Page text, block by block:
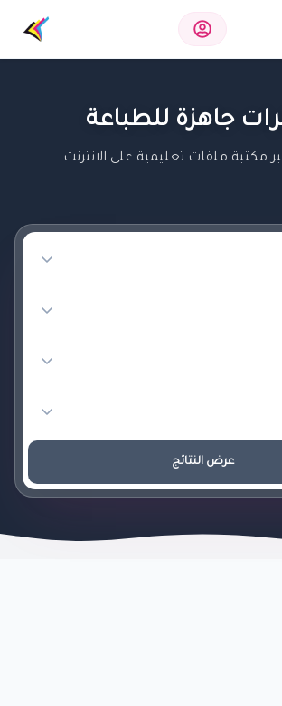
جاهزة للطباعة
مكتبة ملفات تعليمية على الانترنت
عرض النتائج